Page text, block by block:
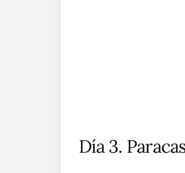
Día 3.